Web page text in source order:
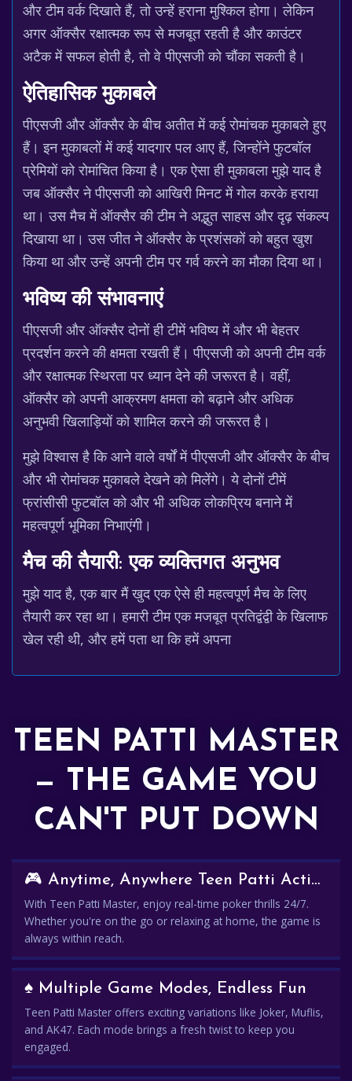
और टीम वर्क दिखाते हैं, तो उन्हें हराना मुश्किल होगा। लेकिन
अगर ऑक्सैर रक्षात्मक रूप से मजबूत रहती है और काउंटर
अटैक में सफल होती है, तो वे पीएसजी को चौंका सकती है।
ऐतिहासिक मुकाबले
पीएसजी और ऑक्सैर के बीच अतीत में कई रोमांचक मुकाबले हुए
हैं। इन मुकाबलों में कई यादगार पल आए हैं, जिन्होंने फुटबॉल
प्रेमियों को रोमांचित किया है। एक ऐसा ही मुकाबला मुझे याद है
जब ऑक्सैर ने पीएसजी को आखिरी मिनट में गोल करके हराया
था। उस मैच में ऑक्सैर की टीम ने अद्भुत साहस और दृढ़ संकल्प
दिखाया था। उस जीत ने ऑक्सैर के प्रशंसकों को बहुत खुश
किया था और उन्हें अपनी टीम पर गर्व करने का मौका दिया था।
भविष्य की संभावनाएं
पीएसजी और ऑक्सैर दोनों ही टीमें भविष्य में और भी बेहतर
प्रदर्शन करने की क्षमता रखती हैं। पीएसजी को अपनी टीम वर्क
और रक्षात्मक स्थिरता पर ध्यान देने की जरूरत है। वहीं,
ऑक्सैर को अपनी आक्रमण क्षमता को बढ़ाने और अधिक
अनुभवी खिलाड़ियों को शामिल करने की जरूरत है।
मुझे विश्वास है कि आने वाले वर्षों में पीएसजी और ऑक्सैर के बीच
और भी रोमांचक मुकाबले देखने को मिलेंगे। ये दोनों टीमें
फ्रांसीसी फुटबॉल को और भी अधिक लोकप्रिय बनाने में
महत्वपूर्ण भूमिका निभाएंगी।
मैच की तैयारी: एक व्यक्तिगत अनुभव
मुझे याद है, एक बार मैं खुद एक ऐसे ही महत्वपूर्ण मैच के लिए
तैयारी कर रहा था। हमारी टीम एक मजबूत प्रतिद्वंद्वी के खिलाफ
खेल रही थी, और हमें पता था कि हमें अपना
TEEN PATTI MASTER
— THE GAME YOU
CAN'T PUT DOWN
🎮 Anytime, Anywhere Teen Patti Action
With Teen Patti Master, enjoy real-time poker thrills 24/7.
Whether you're on the go or relaxing at home, the game is
always within reach.
♠️ Multiple Game Modes, Endless Fun
Teen Patti Master offers exciting variations like Joker, Muflis,
and AK47. Each mode brings a fresh twist to keep you
engaged.